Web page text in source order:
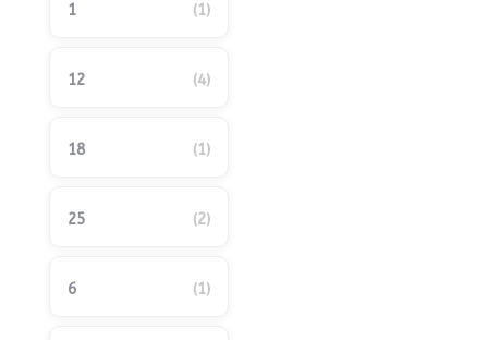
1 (1)
12 (4)
18 (1)
25 (2)
6 (1)